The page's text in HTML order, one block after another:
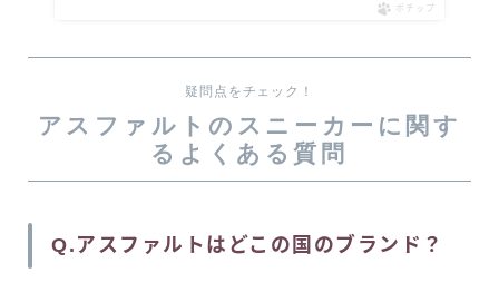
ポチップ
疑問点をチェック！
アスファルトのスニーカーに関す
るよくある質問
Q.アスファルトはどこの国のブランド？